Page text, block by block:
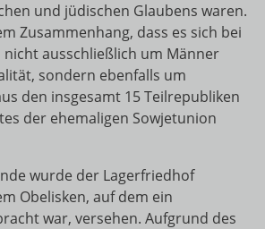
und jüdischen Glaubens waren.
Zusammenhang, dass es sich bei
ausschließlich um Männer
sondern ebenfalls um
den insgesamt 15 Teilrepubliken
der ehemaligen Sowjetunion
wurde der Lagerfriedhof
Obelisken, auf dem ein
war, versehen. Aufgrund des